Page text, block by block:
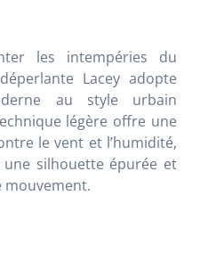
les intempéries du
Lacey adopte
au style urbain
légère offre une
le vent et l’humidité,
silhouette épurée et
mouvement.